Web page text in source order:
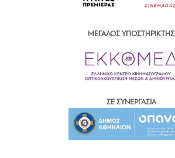
ΜΕΓΑΛΟΣ ΥΠΟΣΤΗΡΙΚΤΗΣ
ΣΕ ΣΥΝΕΡΓΑΣΙΑ